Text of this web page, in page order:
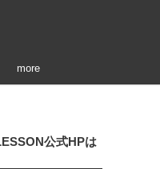
more
公式HPは